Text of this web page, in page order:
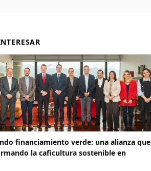
financiamiento verde: una alianza que
la caficultura sostenible en